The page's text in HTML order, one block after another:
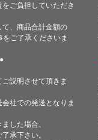
ご負担していただき
、商品合計金額の
ご了承くださいま
説明させて頂きま
社での発送となりま
した場合、
承下さい。